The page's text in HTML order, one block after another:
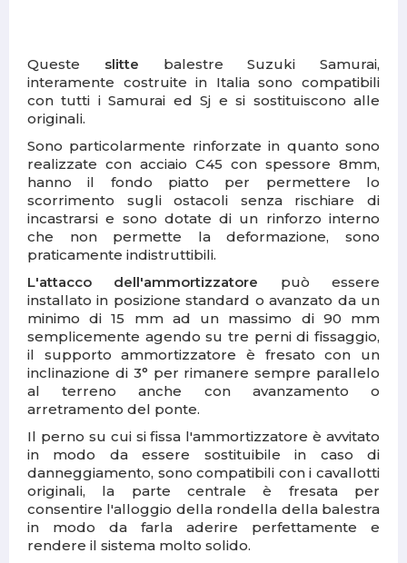
Queste slitte balestre Suzuki Samurai,
interamente costruite in Italia sono compatibili
con tutti i Samurai ed Sj e si sostituiscono alle
originali.
Sono particolarmente rinforzate in quanto sono
realizzate con acciaio C45 con spessore 8mm,
hanno il fondo piatto per permettere lo
scorrimento sugli ostacoli senza rischiare di
incastrarsi e sono dotate di un rinforzo interno
che non permette la deformazione, sono
praticamente indistruttibili.
L'attacco dell'ammortizzatore può essere
installato in posizione standard o avanzato da un
minimo di 15 mm ad un massimo di 90 mm
semplicemente agendo su tre perni di fissaggio,
il supporto ammortizzatore è fresato con un
inclinazione di 3° per rimanere sempre parallelo
al terreno anche con avanzamento o
arretramento del ponte.
Il perno su cui si fissa l'ammortizzatore è avvitato
in modo da essere sostituibile in caso di
danneggiamento, sono compatibili con i cavallotti
originali, la parte centrale è fresata per
consentire l'alloggio della rondella della balestra
in modo da farla aderire perfettamente e
rendere il sistema molto solido.